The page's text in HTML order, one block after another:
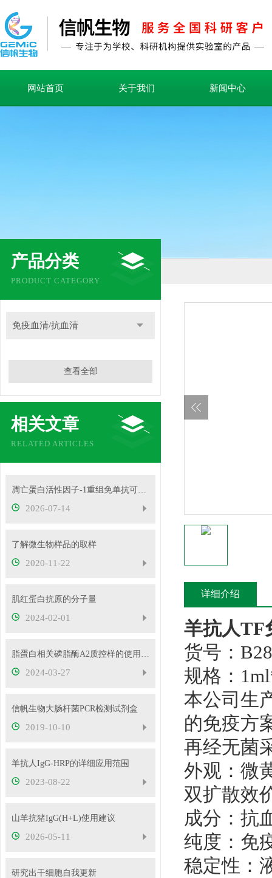
网站首页 关于我们 新闻中心
产品分类
PRODUCT CATEGORY
免疫血清/抗血清
查看全部
相关文章
RELATED ARTICLES
凋亡蛋白活性因子-1重组免单抗可用于免疫荧光等实验
2026-07-14
了解微生物样品的取样
2020-11-22
肌红蛋白抗原的分子量
2024-02-01
脂蛋白相关磷脂酶A2质控样的使用方法
2024-03-27
信帆生物大肠杆菌PCR检测试剂盒
2019-10-10
羊抗人IgG-HRP的详细应用范围
2023-08-22
山羊抗猪IgG(H+L)使用建议
2026-05-11
研究出干细胞自我更新
详细介绍
羊抗人TF
货号：
规格：
本公司生
的免疫方
再经无菌
外观：微
双扩散效
成分：抗
纯度：免
稳定性：